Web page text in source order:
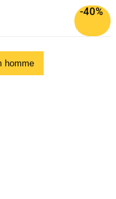
-40%
homme